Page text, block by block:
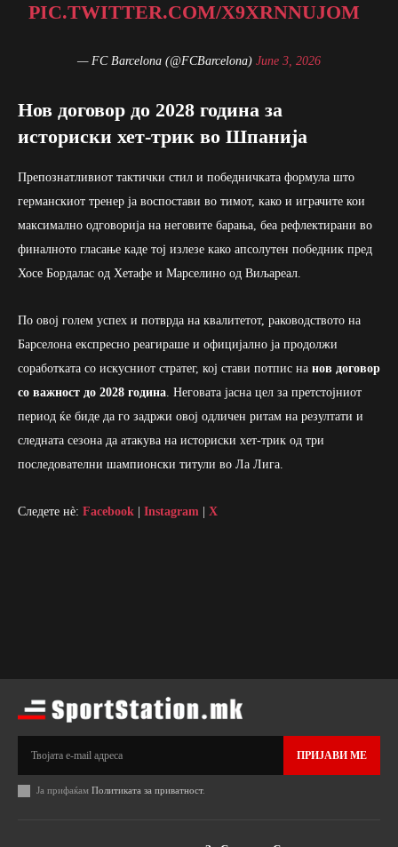
PIC.TWITTER.COM/X9XRNNUJOM
— FC Barcelona (@FCBarcelona) June 3, 2026
Нов договор до 2028 година за
историски хет-трик во Шпанија
Препознатливиот тактички стил и победничката формула што
германскиот тренер ја воспостави во тимот, како и играчите кои
максимално одговорија на неговите барања, беа рефлектирани во
финалното гласање каде тој излезе како апсолутен победник пред
Хосе Бордалас од Хетафе и Марселино од Виљареал.
По овој голем успех и потврда на квалитетот, раководството на
Барселона експресно реагираше и официјално ја продолжи
соработката со искусниот стратег, кој стави потпис на нов договор
со важност до 2028 година. Неговата јасна цел за претстојниот
период ќе биде да го задржи овој одличен ритам на резултати и
следната сезона да атакува на историски хет-трик од три
последователни шампионски титули во Ла Лига.
Следете нè: Facebook Instagram X
ПРИЈАВИ МЕ
Ја прифаќам Политиката за приватност.